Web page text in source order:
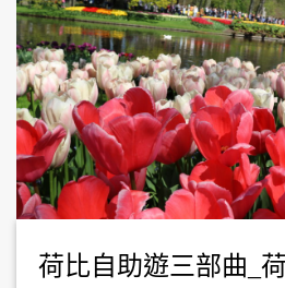
荷比自助遊三部曲_